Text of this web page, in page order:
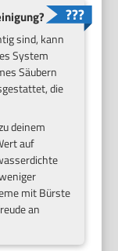
sind, kann
System
Säubern
die
deinem
auf
mit Bürste
an